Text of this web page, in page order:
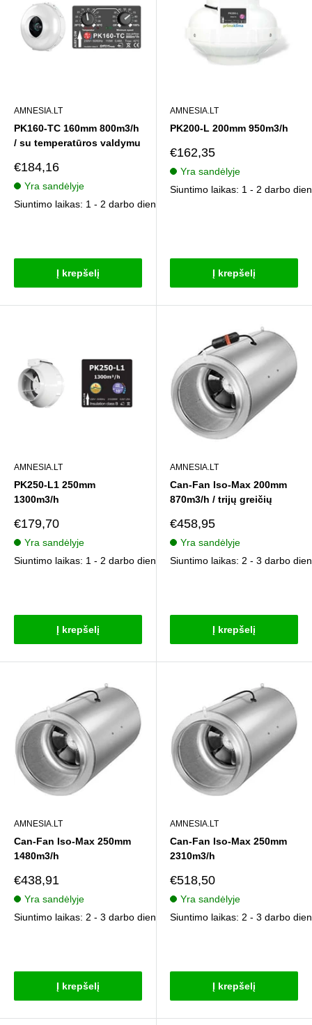
AMNESIA.LT
PK160-TC 160mm 800m3/h
/ su temperatūros valdymu
Pardavimo
kaina
€184,16
Yra sandėlyje
Siuntimo laikas: 1 - 2 darbo dienos
Į krepšelį
AMNESIA.LT
PK200-L 200mm 950m3/h
Pardavimo
kaina
€162,35
Yra sandėlyje
Siuntimo laikas: 1 - 2 darbo
Į krepšelį
AMNESIA.LT
PK250-L1 250mm
1300m3/h
Pardavimo
kaina
€179,70
Yra sandėlyje
Siuntimo laikas: 1 - 2 darbo dienos
Į krepšelį
AMNESIA.LT
Can-Fan Iso-Max 200mm
870m3/h / trijų greičių
Pardavimo
kaina
€458,95
Yra sandėlyje
Siuntimo laikas: 2 - 3 darbo
Į krepšelį
AMNESIA.LT
Can-Fan Iso-Max 250mm
1480m3/h
Pardavimo
kaina
€438,91
Yra sandėlyje
Siuntimo laikas: 2 - 3 darbo dienos
Į krepšelį
AMNESIA.LT
Can-Fan Iso-Max 250mm
2310m3/h
Pardavimo
kaina
€518,50
Yra sandėlyje
Siuntimo laikas: 2 - 3 darbo
Į krepšelį